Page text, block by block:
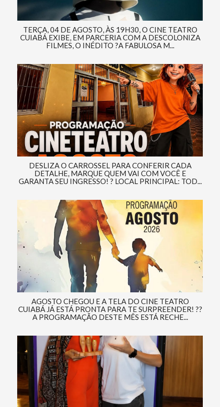
TERÇA, 04 DE AGOSTO, ÀS 19H30, O CINE TEATRO
CUIABÁ EXIBE, EM PARCERIA COM A DESCOLONIZA
FILMES, O INÉDITO ?A FABULOSA M...
DESLIZA O CARROSSEL PARA CONFERIR CADA
DETALHE, MARQUE QUEM VAI COM VOCÊ E
GARANTA SEU INGRESSO! ? LOCAL PRINCIPAL: TOD...
AGOSTO CHEGOU E A TELA DO CINE TEATRO
CUIABÁ JÁ ESTÁ PRONTA PARA TE SURPREENDER! ??
A PROGRAMAÇÃO DESTE MÊS ESTÁ RECHE...